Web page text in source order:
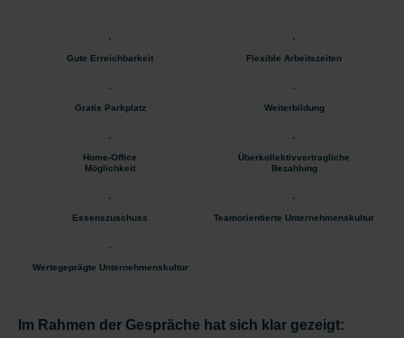
Gute Erreichbarkeit Flexible Arbeitszeiten
Gratis Parkplatz Weiterbildung
Home-Office
Möglichkeit
Überkollektivvertragliche
Bezahlung
Essenszuschuss Teamorientierte Unternehmenskultur
Wertegeprägte Unternehmenskultur
Im Rahmen der Gespräche hat sich klar gezeigt: